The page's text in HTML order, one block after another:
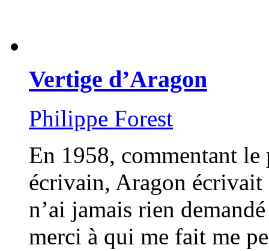
Vertige d’Aragon
Philippe Forest
En 1958, commentant le
écrivain, Aragon écrivait
n’ai jamais rien
merci à qui me fait me